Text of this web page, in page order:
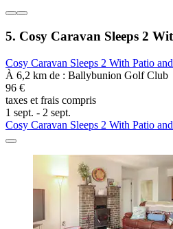
5. Cosy Caravan Sleeps 2
Cosy Caravan Sleeps 2 With Patio
À 6,2 km de : Ballybunion Golf Club
96 €
taxes et frais compris
1 sept. - 2 sept.
Cosy Caravan Sleeps 2 With Patio